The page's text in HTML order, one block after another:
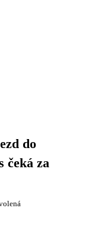
do
čeká za